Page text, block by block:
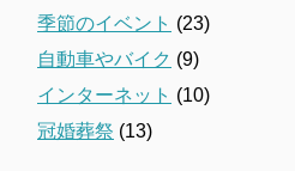
季節のイベント (23)
自動車やバイク (9)
インターネット (10)
冠婚葬祭 (13)